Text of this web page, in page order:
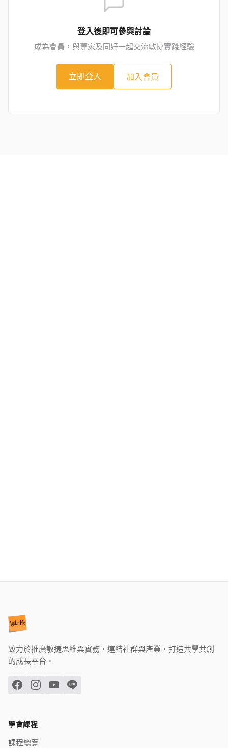
登入後即可參與討論
成為會員，與專家及同好一起交流敏捷實踐經驗
立即登入 加入會員
致力於推廣敏捷思維與實務，連結社群與產業，打造共學共創
的成長平台。
學會課程
課程總覽